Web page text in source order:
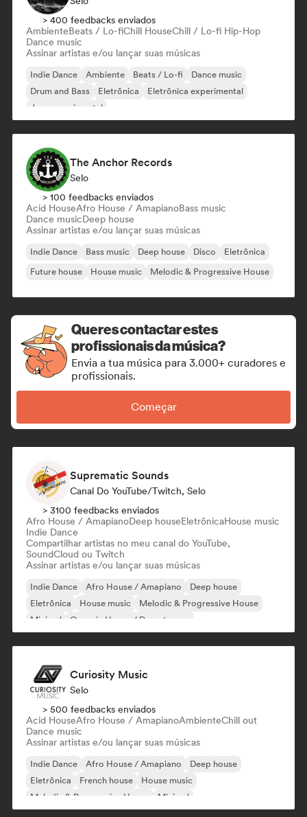
> 400 feedbacks enviados
AmbienteBeats / Lo-fiChill HouseChill / Lo-fi Hip-Hop
Dance music
Assinar artistas e/ou lançar suas músicas
Indie Dance Ambiente Beats / Lo-fi
Dance music
Drum and Bass
Eletrônica
Eletrônica experimental
Jazz experimental
The Anchor Records
Selo
> 100 feedbacks enviados
Acid HouseAfro House / AmapianoBass music
Dance musicDeep house
Assinar artistas e/ou lançar suas músicas
Indie Dance Bass music Deep house Disco
Eletrônica
Future house
House music Melodic & Progressive House
Queres contactar estes
profissionais da música?
Envia a tua música para 3.000+ curadores e
profissionais.
Começar
Suprematic Sounds
Canal Do YouTube/Twitch, Selo
> 3100 feedbacks enviados
Afro House / AmapianoDeep houseEletrônicaHouse music
Indie Dance
Compartilhar artistas no meu canal do YouTube,
SoundCloud ou Twitch
Assinar artistas e/ou lançar suas músicas
Indie Dance Afro House / Amapiano
Deep house
Eletrônica
House music
Melodic & Progressive House
Minimal
Organic House / Downtempo
Curiosity Music
Selo
> 500 feedbacks enviados
Acid HouseAfro House / AmapianoAmbienteChill out
Dance music
Assinar artistas e/ou lançar suas músicas
Indie Dance Afro House / Amapiano
Deep house
Eletrônica
French house
House music
Melodic & Progressive House
Minimal